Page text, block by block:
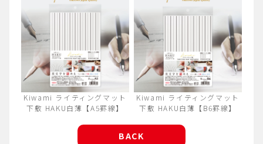
Kiwami ライティングマット
下敷 HAKU白薄【A5罫線】
Kiwami ライティングマット
下敷 HAKU白薄【B6罫線】
BACK